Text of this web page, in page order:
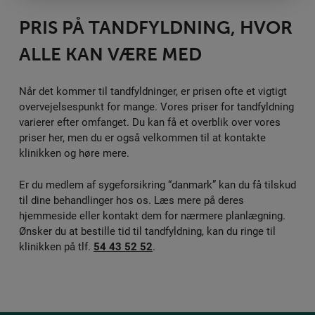
PRIS PÅ TANDFYLDNING, HVOR
ALLE KAN VÆRE MED
Når det kommer til tandfyldninger, er prisen ofte et vigtigt
overvejelsespunkt for mange. Vores priser for tandfyldning
varierer efter omfanget. Du kan få et overblik over vores
priser her, men du er også velkommen til at kontakte
klinikken og høre mere.
Er du medlem af sygeforsikring “danmark” kan du få tilskud
til dine behandlinger hos os. Læs mere på deres
hjemmeside eller kontakt dem for nærmere planlægning.
Ønsker du at bestille tid til tandfyldning, kan du ringe til
klinikken på tlf. 54 43 52 52.